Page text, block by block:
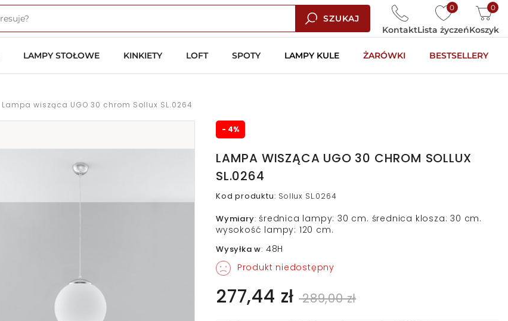
SZUKAJ
0
Lista życzeń
0
Koszyk
Kontakt
LAMPY STOŁOWE KINKIETY LOFT SPOTY LAMPY KULE ŻARÓWKI BESTSELLERY
Lampa wisząca UGO 30 chrom Sollux SL.0264
- 4%
LAMPA WISZĄCA UGO 30 CHROM SOLLUX
SL.0264
Kod produktu: Sollux SL.0264
Wymiary: średnica lampy: 30 cm. średnica klosza: 30 cm.
wysokość lampy: 120 cm.
Wysyłka w: 48H
Produkt niedostępny
277,44 zł 289,00 zł